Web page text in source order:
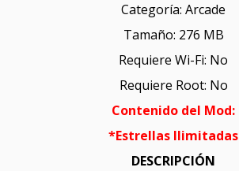
Categoría: Arcade
Tamaño: 276 MB
Requiere Wi-Fi: No
Requiere Root: No
Contenido del Mod:
*Estrellas Ilimitadas
DESCRIPCIÓN